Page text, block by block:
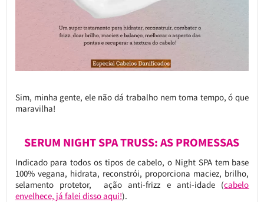
Sim, minha gente, ele não dá trabalho nem toma tempo, ó que
maravilha!
SERUM NIGHT SPA TRUSS: AS PROMESSAS
Indicado para todos os tipos de cabelo, o Night SPA tem base
100% vegana, hidrata, reconstrói, proporciona maciez, brilho,
selamento protetor, ação anti-frizz e anti-idade (cabelo
envelhece, já falei disso aqui!).